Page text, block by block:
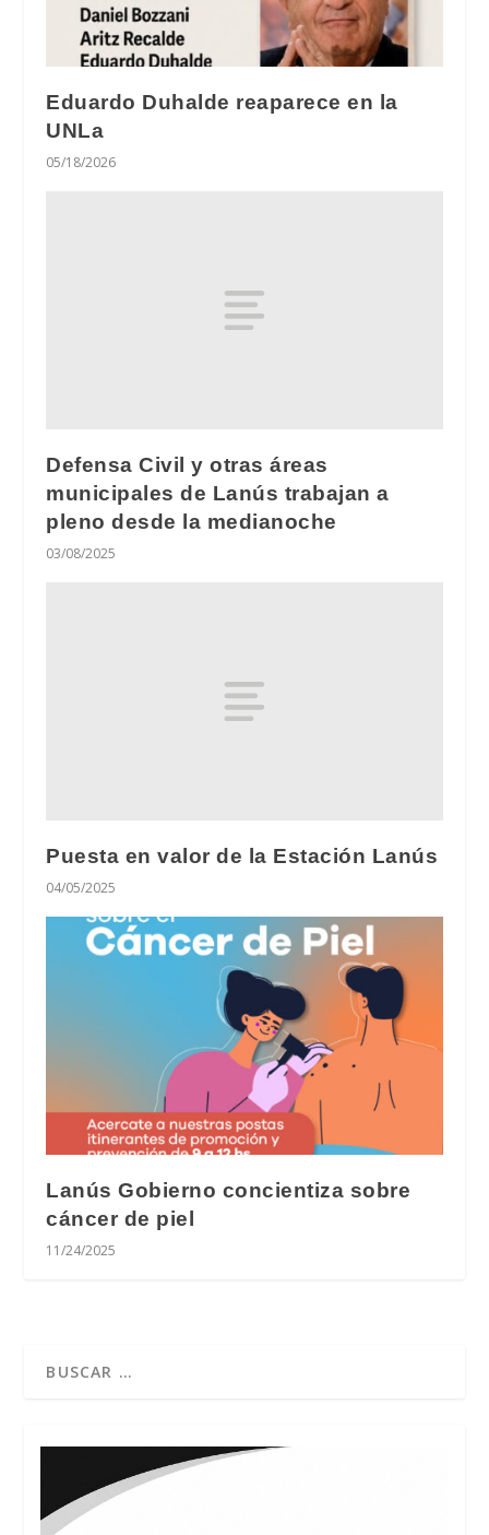
Eduardo Duhalde reaparece en la
UNLa
05/18/2026
Defensa Civil y otras áreas
municipales de Lanús trabajan a
pleno desde la medianoche
03/08/2025
Puesta en valor de la Estación Lanús
04/05/2025
Lanús Gobierno concientiza sobre
cáncer de piel
11/24/2025